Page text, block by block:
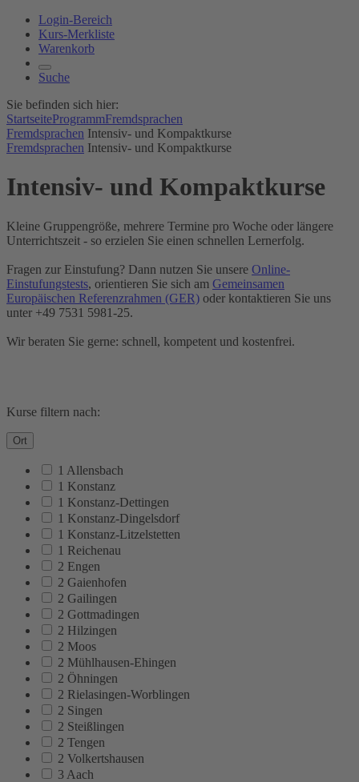
Login-Bereich
Kurs-Merkliste
Warenkorb
Suche
Sie befinden sich hier:
StartseiteProgrammFremdsprachen
Fremdsprachen Intensiv- und Kompaktkurse
Fremdsprachen Intensiv- und Kompaktkurse
Intensiv- und Kompaktkurse
Kleine Gruppengröße, mehrere Termine pro Woche oder längere
Unterrichtszeit - so erzielen Sie einen schnellen Lernerfolg.
Fragen zur Einstufung? Dann nutzen Sie unsere Online-
Einstufungstests, orientieren Sie sich am Gemeinsamen
Europäischen Referenzrahmen (GER) oder kontaktieren Sie uns
unter +49 7531 5981-25.
Wir beraten Sie gerne: schnell, kompetent und kostenfrei.
Kurse filtern nach:
Ort
1 Allensbach
1 Konstanz
1 Konstanz-Dettingen
1 Konstanz-Dingelsdorf
1 Konstanz-Litzelstetten
1 Reichenau
2 Engen
2 Gaienhofen
2 Gailingen
2 Gottmadingen
2 Hilzingen
2 Moos
2 Mühlhausen-Ehingen
2 Öhningen
2 Rielasingen-Worblingen
2 Singen
2 Steißlingen
2 Tengen
2 Volkertshausen
3 Aach